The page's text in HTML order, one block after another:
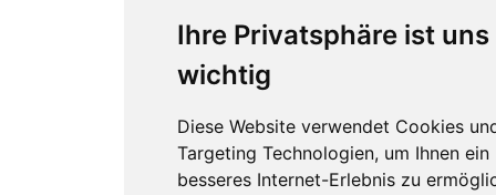
Ihre Privatsphäre ist uns
wichtig
Diese Website verwendet Cookies
Targeting Technologien, um Ihnen ein
besseres Internet-Erlebnis zu